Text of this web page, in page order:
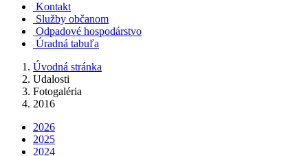
Kontakt
Služby občanom
Odpadové hospodárstvo
Úradná tabuľa
Úvodná stránka
Udalosti
Fotogaléria
2016
2026
2025
2024